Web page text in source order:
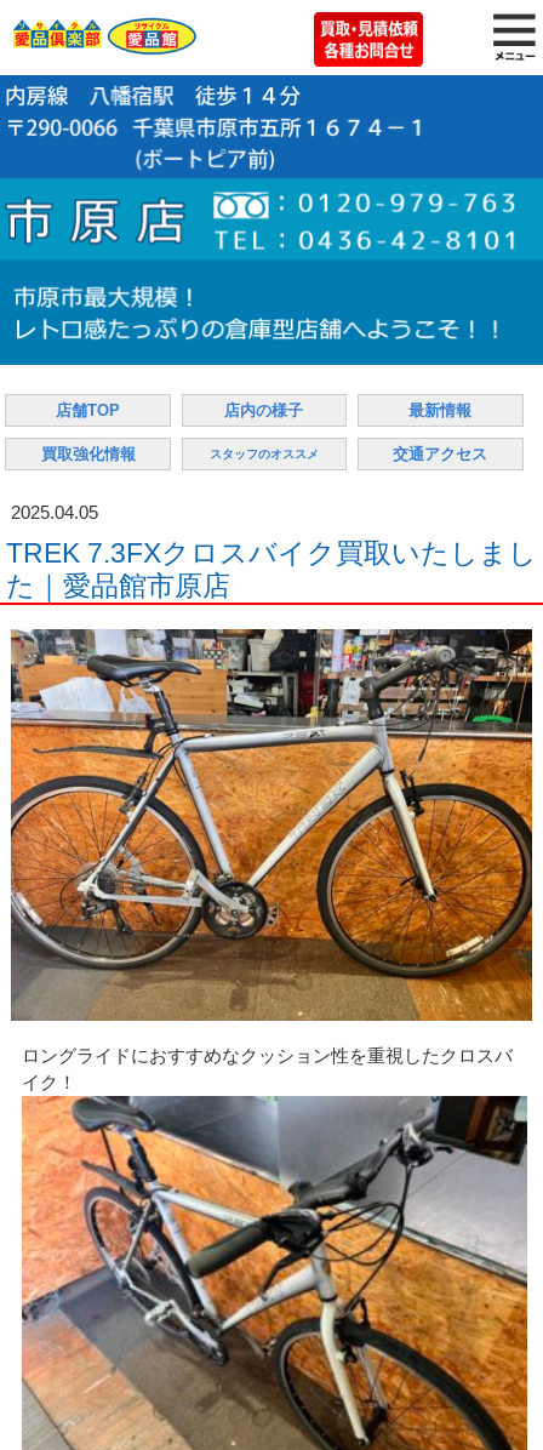
店舗TOP 店内の様子 最新情報
買取強化情報 スタッフのオススメ 交通アクセス
2025.04.05
TREK 7.3FXクロスバイク買取いたしまし
た｜愛品館市原店
ロングライドにおすすめなクッション性を重視したクロスバ
イク！